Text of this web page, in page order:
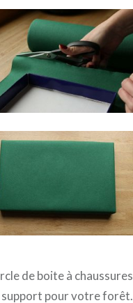
de boite à chaussures
support pour votre forêt.